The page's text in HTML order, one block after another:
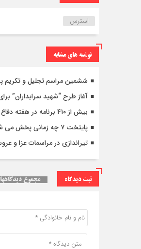
استرس
نوشته های مشابه
ششمین مراسم تجلیل و تکریم
آغاز طرح “شهید سرایداران” برای نوسازی مدارس
بیش از ۴۱۰ برنامه در هفته دفاع مقدس به‌عنوان نماد وحدت، انسجام ملی و اقتدار جمهوری اسلامی ایران
پایتخت ۷ چه زمانی پخش می شود؟
تیراندازی در مراسمات عزا و
ثبت دیدگاه مجموع دیدگاهها :